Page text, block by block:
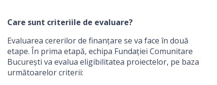
Care sunt criteriile de evaluare?
Evaluarea cererilor de finanțare se va face în două
etape. În prima etapă, echipa Fundației Comunitare
București va evalua eligibilitatea proiectelor, pe baza
următoarelor criterii: